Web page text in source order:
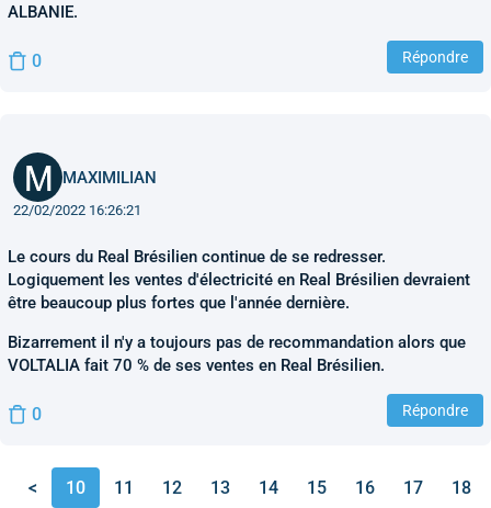
ALBANIE.
0 Répondre
MAXIMILIAN
22/02/2022 16:26:21
Le cours du Real Brésilien continue de se redresser.
Logiquement les ventes d'électricité en Real Brésilien devraient
être beaucoup plus fortes que l'année dernière.
Bizarrement il n'y a toujours pas de recommandation alors que
VOLTALIA fait 70 % de ses ventes en Real Brésilien.
0 Répondre
< 10 11 12 13 14 15 16 17
18